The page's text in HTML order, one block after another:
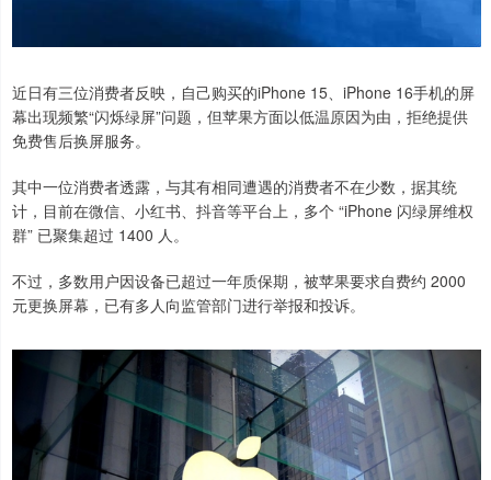
近日有三位消费者反映，自己购买的iPhone 15、iPhone 16手机的屏
幕出现频繁“闪烁绿屏”问题，但苹果方面以低温原因为由，拒绝提供
免费售后换屏服务。
其中一位消费者透露，与其有相同遭遇的消费者不在少数，据其统
计，目前在微信、小红书、抖音等平台上，多个 “iPhone 闪绿屏维权
群” 已聚集超过 1400 人。
不过，多数用户因设备已超过一年质保期，被苹果要求自费约 2000
元更换屏幕，已有多人向监管部门进行举报和投诉。